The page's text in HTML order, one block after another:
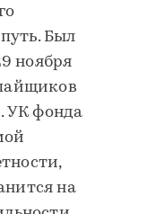
Был
ноября
УК фонда
на